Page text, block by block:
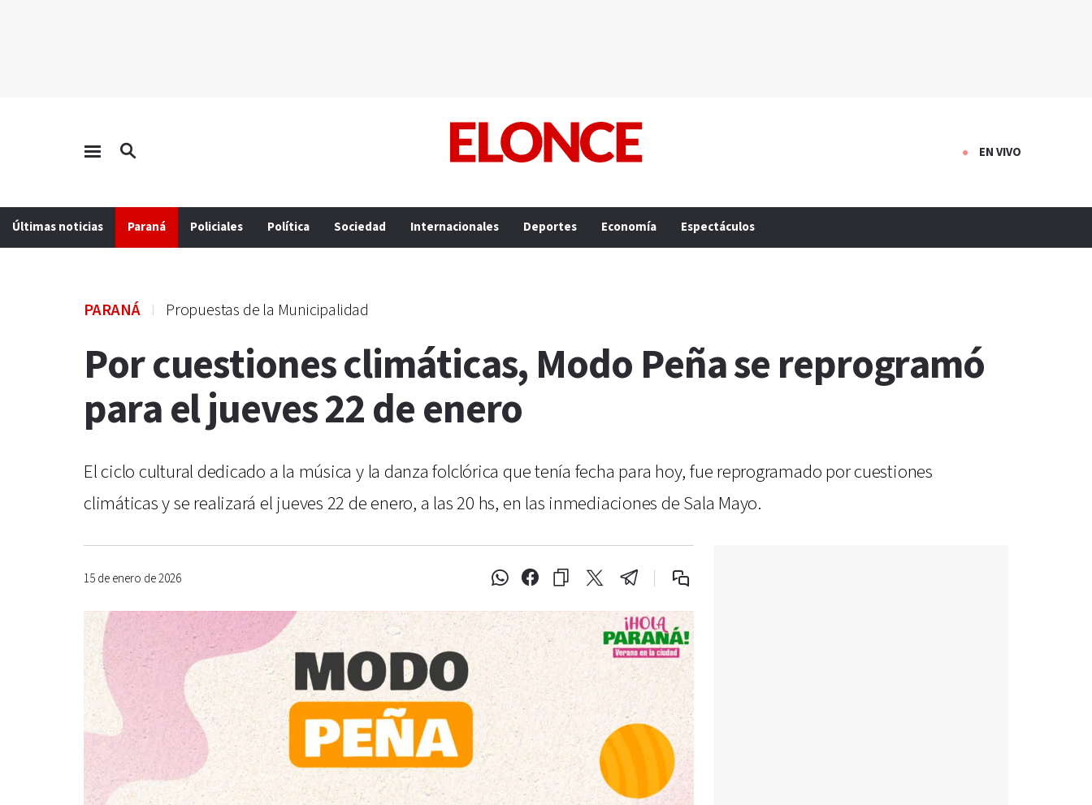
EN VIVO
Últimas noticias Paraná Policiales Política Sociedad Internacionales Deportes Economía Espectáculos
PARANÁ Propuestas de la Municipalidad
Por cuestiones climáticas, Modo Peña se reprogramó
para el jueves 22 de enero
El ciclo cultural dedicado a la música y la danza folclórica que tenía fecha para hoy, fue reprogramado por cuestiones
climáticas y se realizará el jueves 22 de enero, a las 20 hs, en las inmediaciones de Sala Mayo.
15 de enero de 2026